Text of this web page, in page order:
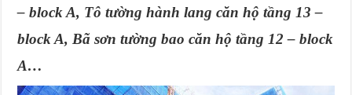
– block A, Tô tường hành lang căn hộ tầng 13 –
block A, Bã sơn tường bao căn hộ tầng 12 – block
A…